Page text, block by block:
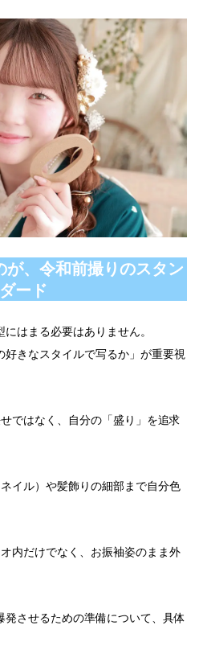
が、令和前撮りのスタン
ダード
はまる必要はありません。
好きなスタイルで写るか」が重要視
ではなく、自分の「盛り」を追求
イル）や髪飾りの細部まで自分色
内だけでなく、お振袖姿のまま外
させるための準備について、具体